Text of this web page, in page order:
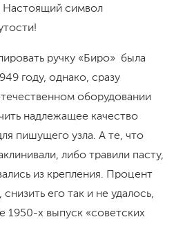
Настоящий символ
ручку «Биро» была
году, однако, сразу
оборудовании
надлежащее качество
пишущего узла. А те, что
либо травили пасту,
из крепления. Процент
его так и не удалось,
1950-х выпуск «советских